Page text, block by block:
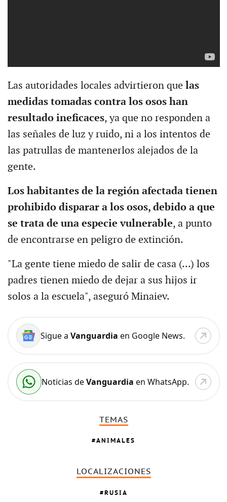
Las autoridades locales advirtieron quelas
medidas tomadas contra los osos han
resultado ineficaces, ya que no responden a
las señales de luz y ruido, ni a los intentos de
las patrullas de mantenerlos alejados de la
gente.
Los habitantes de la región afectada tienen
prohibido disparar a los osos, debido a que
se trata de una especie vulnerable, a punto
de encontrarse en peligro de extinción.
"La gente tiene miedo de salir de casa (...) los
padres tienen miedo de dejar a sus hijos ir
solos a la escuela", aseguró Minaiev.
Sigue a Vanguardia en Google News.
Noticias deVanguardia en WhatsApp.
TEMAS
ANIMALES
LOCALIZACIONES
RUSIA